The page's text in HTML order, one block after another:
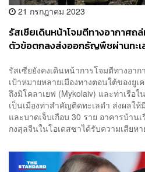
21 กรกฎาคม 2023
รัสเซียเดินหน้าโจมตีทางอากาศถ
ตัวข้อตกลงส่งออกธัญพืชผ่านทะเ
รัสเซียยังคงเดินหน้าการโจมตีทางอา
เป้าหมายหลายเมืองทางตอนใต้ของยู
ถึงมิโคลาเยฟ (Mykolaiv) และท่าเรือใ
เป็นเมืองท่าสำคัญติดทะเลดำ ส่งผลใ
และบาดเจ็บเกือบ 30 ราย อาคารบ้าน
กงสุลจีนในโอเดสซาได้รับความเสียห